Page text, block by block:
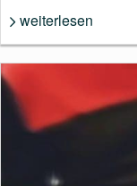
weiterlesen